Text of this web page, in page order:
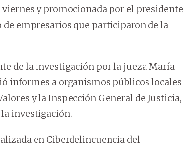
y promocionada por el presidente
empresarios que participaron de la
de la investigación por la jueza María
informes a organismos públicos locales
y la Inspección General de Justicia,
investigación.
en Ciberdelincuencia del